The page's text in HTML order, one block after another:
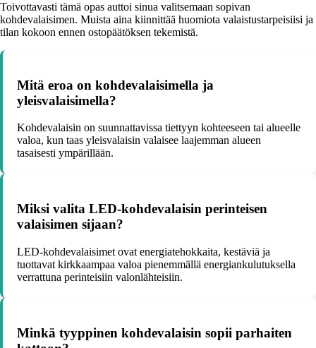
Toivottavasti tämä opas auttoi sinua valitsemaan sopivan
kohdevalaisimen. Muista aina kiinnittää huomiota valaistustarpeisiisi ja
tilan kokoon ennen ostopäätöksen tekemistä.
Mitä eroa on kohdevalaisimella ja
yleisvalaisimella?
Kohdevalaisin on suunnattavissa tiettyyn kohteeseen tai alueelle
valoa, kun taas yleisvalaisin valaisee laajemman alueen
tasaisesti ympärillään.
Miksi valita LED-kohdevalaisin perinteisen
valaisimen sijaan?
LED-kohdevalaisimet ovat energiatehokkaita, kestäviä ja
tuottavat kirkkaampaa valoa pienemmällä energiankulutuksella
verrattuna perinteisiin valonlähteisiin.
Minkä tyyppinen kohdevalaisin sopii parhaiten